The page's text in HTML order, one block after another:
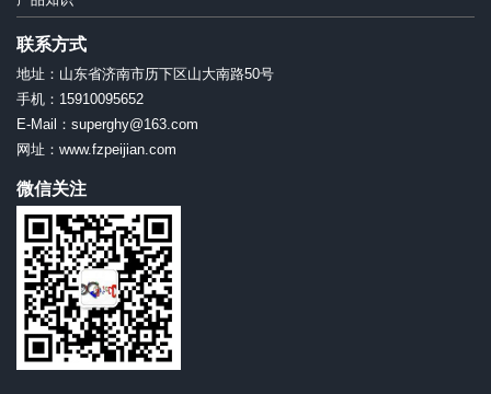
联系方式
地址：山东省济南市历下区山大南路50号
手机：15910095652
E-Mail：superghy@163.com
网址：www.fzpeijian.com
微信关注